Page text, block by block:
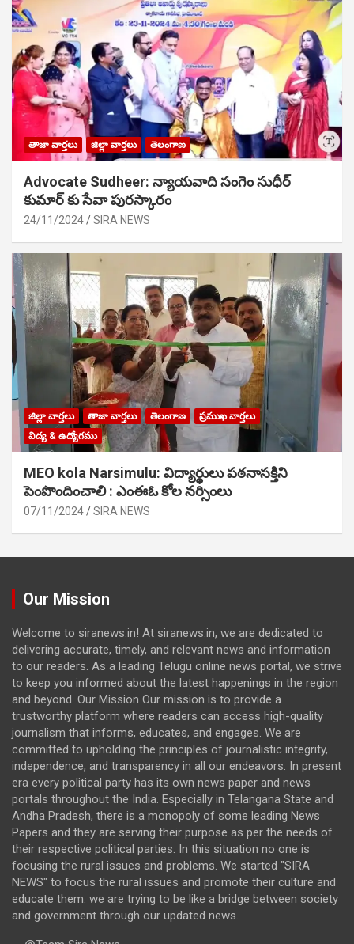
తాజా వార్తలు జిల్లా వార్తలు తెలంగాణ
Advocate Sudheer: న్యాయవాది సంగెం సుధీర్
కుమార్ కు సేవా పురస్కారం
24/11/2024 SIRA NEWS
జిల్లా వార్తలు తాజా వార్తలు తెలంగాణ
ప్రముఖ వార్తలు
విద్య & ఉద్యోగము
MEO kola Narsimulu: విద్యార్థులు పఠ‌నాసక్తిని
పెంపొందించాలి : ఎంఈఓ కోల నర్సింలు
07/11/2024 SIRA NEWS
Our Mission
Welcome to siranews.in! At siranews.in, we are dedicated to
delivering accurate, timely, and relevant news and information
to our readers. As a leading Telugu online news portal, we strive
to keep you informed about the latest happenings in the region
and beyond. Our Mission Our mission is to provide a
trustworthy platform where readers can access high-quality
journalism that informs, educates, and engages. We are
committed to upholding the principles of journalistic integrity,
independence, and transparency in all our endeavors. In present
era every political party has its own news paper and news
portals throughout the India. Especially in Telangana State and
Andha Pradesh, there is a monopoly of some leading News
Papers and they are serving their purpose as per the needs of
their respective political parties. In this situation no one is
focusing the rural issues and problems. We started "SIRA
NEWS" to focus the rural issues and promote their culture and
educate them. we are trying to be like a bridge between society
and government through our updated news.